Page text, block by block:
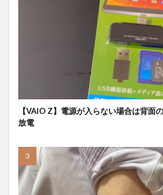
【VAIO Z】電源が入らない場合は背面
放電